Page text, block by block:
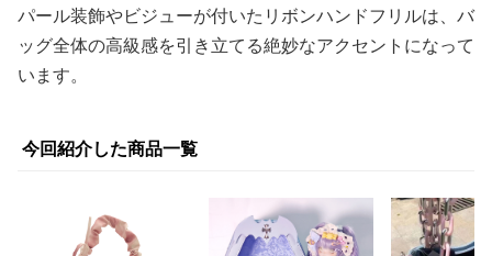
パール装飾やビジューが付いたリボンハンドフリルは、バ
ッグ全体の高級感を引き立てる絶妙なアクセントになって
います。
今回紹介した商品一覧